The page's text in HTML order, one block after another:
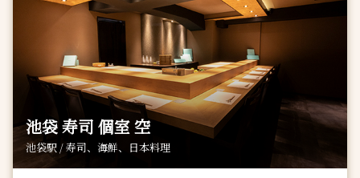
池袋 寿司 個室 空
池袋駅 / 寿司、海鮮、日本料理